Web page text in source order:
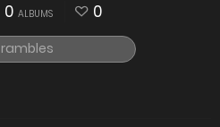
0 ALBUMS 0